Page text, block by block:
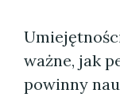
ważne, jak
powinny